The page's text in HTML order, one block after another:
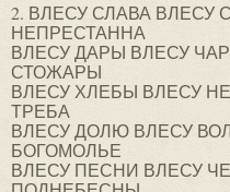
2. ВЛЕСУ СЛАВА ВЛЕСУ
НЕПРЕСТАННА
ВЛЕСУ ДАРЫ ВЛЕСУ
СТОЖАРЫ
ВЛЕСУ ХЛЕБЫ ВЛЕСУ
ТРЕБА
ВЛЕСУ ДОЛЮ ВЛЕСУ
БОГОМОЛЬЕ
ВЛЕСУ ПЕСНИ ВЛЕСУ